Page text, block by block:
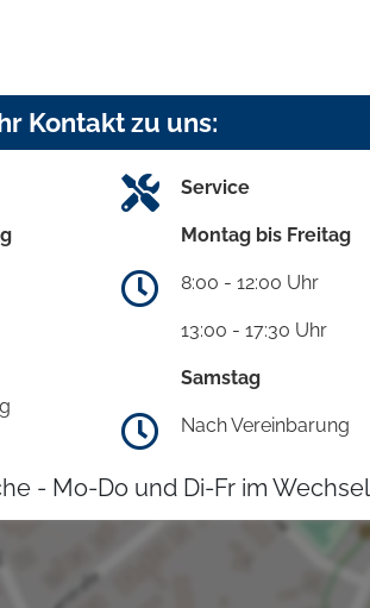
Kontakt zu uns:
Service
Montag bis Freitag
8:00 - 12:00 Uhr
13:00 - 17:30 Uhr
Samstag
Nach Vereinbarung
- Mo-Do und Di-Fr im